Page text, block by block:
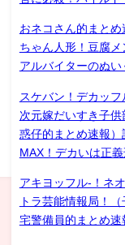
おネコさん的まと
ちゃん人形！豆腐
アルバイターのぬ
スケバン！デカッ
次元嫁だいすき子
惑仔的まとめ速報
MAX！デカいは正
アキヨッフル-！ネ
トラ芸能情報局！
宅警備員的まとめ速